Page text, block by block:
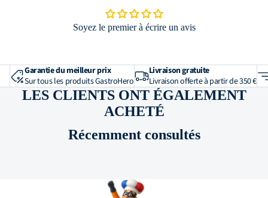
Soyez le premier à écrire un avis
Garantie du meilleur prix
Sur tous les produits GastroHero
Livraison gratuite
Livraison offerte à partir de 350 €
LES CLIENTS ONT ÉGALEMENT
ACHETÉ
Récemment consultés